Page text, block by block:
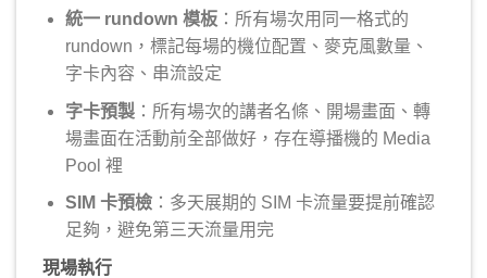
統一 rundown 模板：所有場次用同一格式的
rundown，標記每場的機位配置、麥克風數量、
字卡內容、串流設定
字卡預製：所有場次的講者名條、開場畫面、轉
場畫面在活動前全部做好，存在導播機的 Media
Pool 裡
SIM 卡預檢：多天展期的 SIM 卡流量要提前確認
足夠，避免第三天流量用完
現場執行